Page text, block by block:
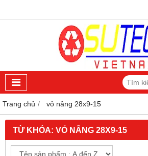
Trang chủ vỏ nâng 28x9-15
TỪ KHÓA: VỎ NÂNG 28X9-15